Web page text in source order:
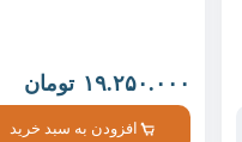
۱۹.۲۵۰.۰۰۰ تومان
افزودن به سبد خرید